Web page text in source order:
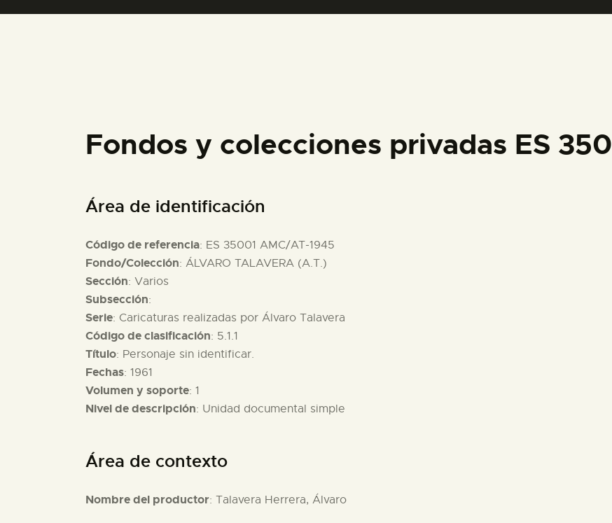
Fondos y colecciones privadas ES
Área de identificación
Código de referencia: ES 35001 AMC/AT-1945
Fondo/Colección: ÁLVARO TALAVERA (A.T.)
Sección: Varios
Subsección:
Serie: Caricaturas realizadas por Álvaro Talavera
Código de clasificación: 5.1.1
Título: Personaje sin identificar.
Fechas: 1961
Volumen y soporte: 1
Nivel de descripción: Unidad documental simple
Área de contexto
Nombre del productor: Talavera Herrera, Álvaro